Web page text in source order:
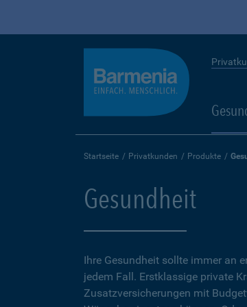
Startseite Privatkunden Produkte
Gesundheit
Ihre Gesundheit sollte immer an
jedem Fall. Erstklassige private
Zusatzversicherungen mit